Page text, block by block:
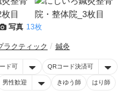
写真 13枚
ラクティック 鍼灸
ド可 QRコード決済可
男性歓迎 きゆう師 はり師